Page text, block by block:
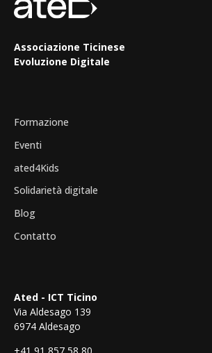
Associazione Ticinese
Evoluzione Digitale
Formazione
Eventi
ated4Kids
Solidarietà digitale
Blog
Contatto
Ated - ICT Ticino
Via Aldesago 139
6974 Aldesago